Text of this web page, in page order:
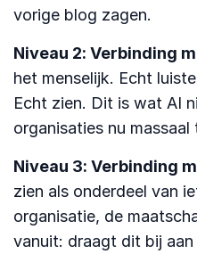
vorige blog zagen.
Niveau 2: Verbinding
het menselijk. Echt
Echt zien. Dit is wat AI
organisaties nu massaal
Niveau 3: Verbinding
zien als onderdeel van
organisatie, de
vanuit: draagt dit bij